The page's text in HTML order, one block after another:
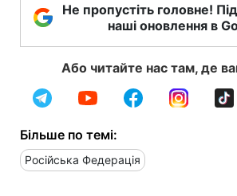
Не пропустіть головне!
наші оновлення в
Або читайте нас там, де
Більше по темі:
Російська Федерація